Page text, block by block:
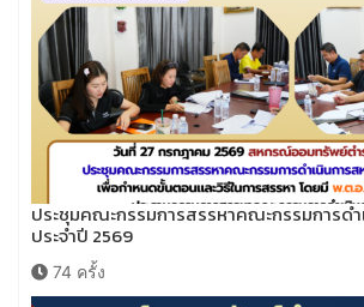
ประชุมคณะกรรมการสรรหาคณะกรรมการด
ประจำปี 2569
74 ครั้ง